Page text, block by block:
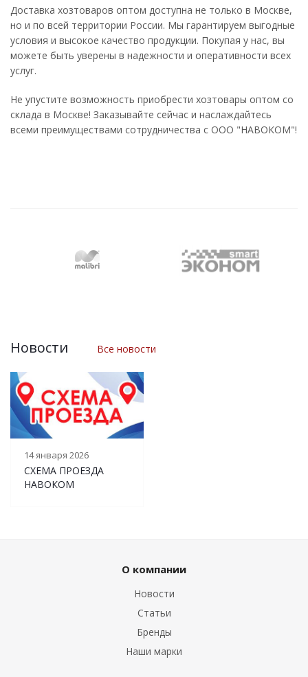
Доставка хозтоваров оптом доступна не только в Москве,
но и по всей территории России. Мы гарантируем выгодные
условия и высокое качество продукции. Покупая у нас, вы
можете быть уверены в надежности и оперативности всех
услуг.
Не упустите возможность приобрести хозтовары оптом со
склада в Москве! Заказывайте сейчас и наслаждайтесь
всеми преимуществами сотрудничества с ООО "НАВОКОМ"!
Новости Все новости
14 января 2026
СХЕМА ПРОЕЗДА
НАВОКОМ
О компании
Новости
Статьи
Бренды
Наши марки